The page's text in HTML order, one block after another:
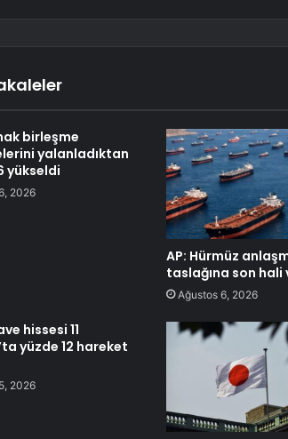
birleşme
yalanladıktan
yükseldi
2026
AP: Hürmüz
taslağına son hali
Ağustos 6, 2026
hissesi 11
yüzde 12 hareket
2026